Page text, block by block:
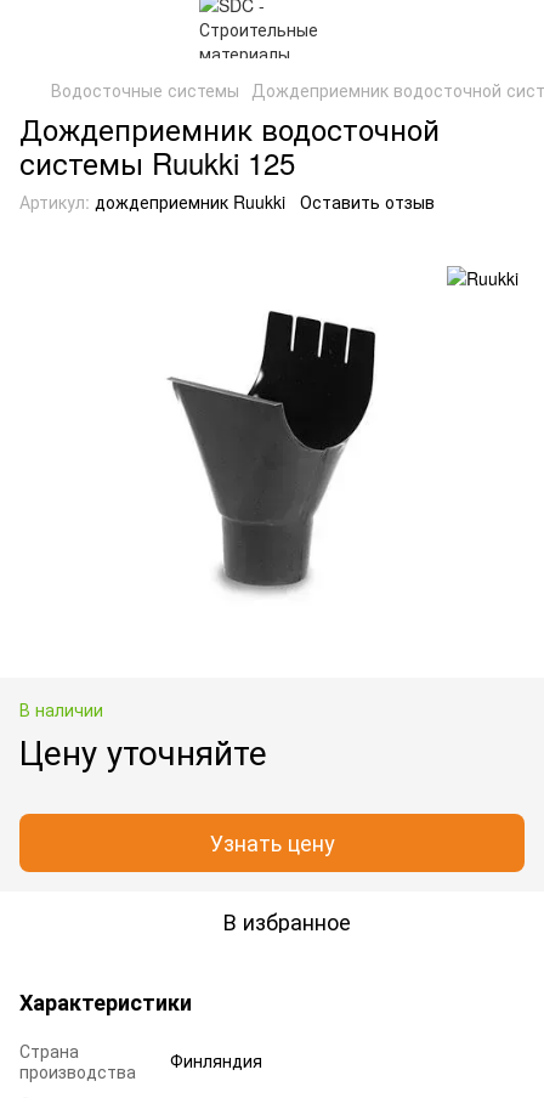
Водосточные системы Дождеприемник водосточной
Дождеприемник водосточной
системы Ruukki 125
Артикул: дождеприемник Ruukki Оставить отзыв
В наличии
Цену уточняйте
Узнать цену
В избранное
Характеристики
Страна
производства
Финляндия